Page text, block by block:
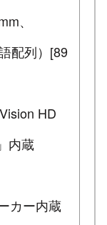
、
配列）[89
HD
内蔵
カー内蔵